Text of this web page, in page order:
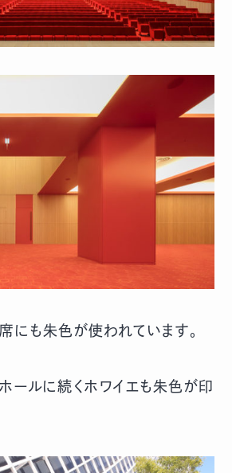
にも朱色が使われています。
ホールに続くホワイエも朱色が印